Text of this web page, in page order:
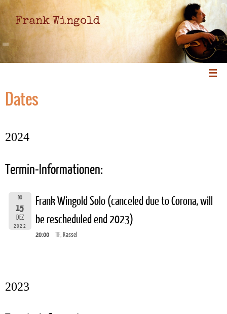
Frank Wingold
Dates
2024
Termin-Informationen:
DO
15
DEZ
2022
Frank Wingold Solo (canceled due to Corona, will
be rescheduled end 2023)
20:00 TIF, Kassel
2023